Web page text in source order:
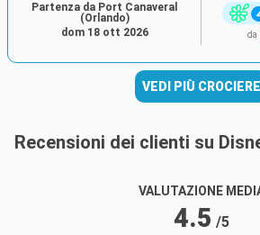
da
Partenza da Port Canaveral
(Orlando)
dom 18 ott 2026
VEDI PIÙ CROCIERE
Recensioni dei clienti su
VALUTAZIONE
4.5 /5